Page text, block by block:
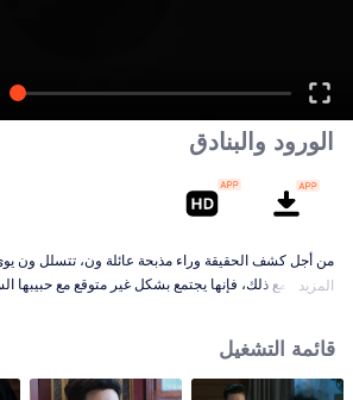
الورود والبنادق
من أجل كشف الحقيقة وراء مذبحة عائلة ون، تتسلل ون يوي
مزيفة. ومع ذلك، فإنها يجتمع بشكل غير متوقع مع حبيبها
موقفهما العدائي، فإن مشاعرهما تتعمق مع كل لقاء.
المزيد
قائمة التشغيل